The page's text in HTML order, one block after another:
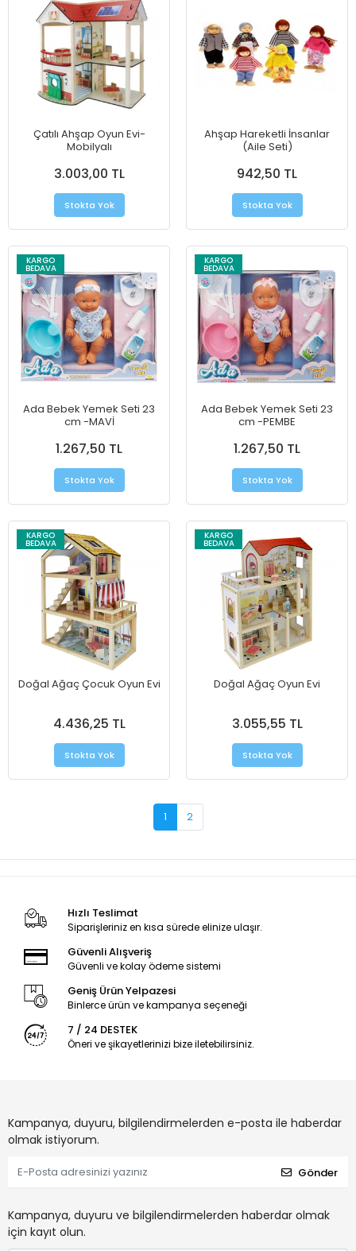
Çatılı Ahşap Oyun Evi-
Mobilyalı
3.003,00 TL
Stokta Yok
Ahşap Hareketli İnsanlar
(Aile Seti)
942,50 TL
Stokta Yok
KARGO
BEDAVA
Ada Bebek Yemek Seti 23
cm -MAVİ
1.267,50 TL
Stokta Yok
KARGO
BEDAVA
Ada Bebek Yemek Seti 23
cm -PEMBE
1.267,50 TL
Stokta Yok
KARGO
BEDAVA
Doğal Ağaç Çocuk Oyun Evi
4.436,25 TL
Stokta Yok
KARGO
BEDAVA
Doğal Ağaç Oyun Evi
3.055,55 TL
Stokta Yok
1 2
Hızlı Teslimat
Siparişleriniz en kısa sürede elinize ulaşır.
Güvenli Alışveriş
Güvenli ve kolay ödeme sistemi
Geniş Ürün Yelpazesi
Binlerce ürün ve kampanya seçeneği
7 / 24 DESTEK
Öneri ve şikayetlerinizi bize iletebilirsiniz.
Kampanya, duyuru, bilgilendirmelerden e-posta ile haberdar
olmak istiyorum.
Gönder
Kampanya, duyuru ve bilgilendirmelerden haberdar olmak
için kayıt olun.